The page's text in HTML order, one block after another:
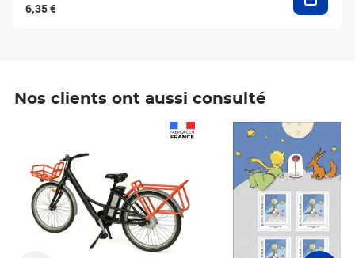
6,35 €
Nos clients ont aussi consulté
Prix 7,50€